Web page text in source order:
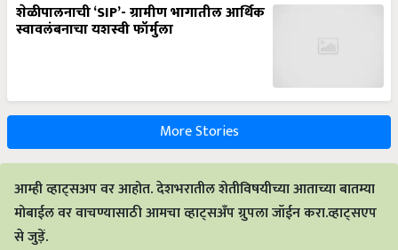
शेळीपालनाची ‘SIP’- ग्रामीण भागातील आर्थिक
स्वावलंबनाचा यशस्वी फॉर्मुला
More Stories
आम्ही व्हाट्सअप वर आहोत. देशभरातील शेतीविषयीच्या आताच्या बातम्या
मोबाईल वर वाचण्यासाठी आमचा व्हाट्सअँप ग्रुपला जॉईन करा.व्हाट्सएप
से जुड़ें.